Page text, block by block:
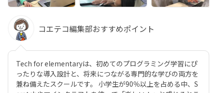
コエテコ編集部おすすめポイント
Tech for elementaryは、初めてのプログラミング学習にぴ
ったりな導入設計と、将来につながる専門的な学びの両方を
兼ね備えたスクールです。 小学生が90％以上を占める中、S